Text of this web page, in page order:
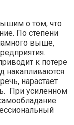
о том, что
По степени
выше,
к потере
накапливаются
нарастает
При усиленном